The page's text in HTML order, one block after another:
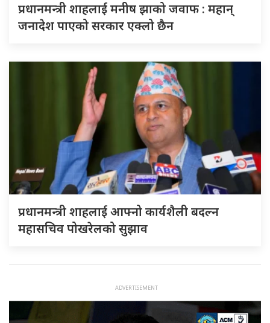
प्रधानमन्त्री शाहलाई मनीष झाको जवाफ : महान्
जनादेश पाएको सरकार एक्लो छैन
प्रधानमन्त्री शाहलाई आफ्नो कार्यशैली बदल्न
महासचिव पोखरेलको सुझाव